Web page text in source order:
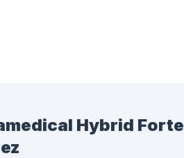
Hybrid Forte